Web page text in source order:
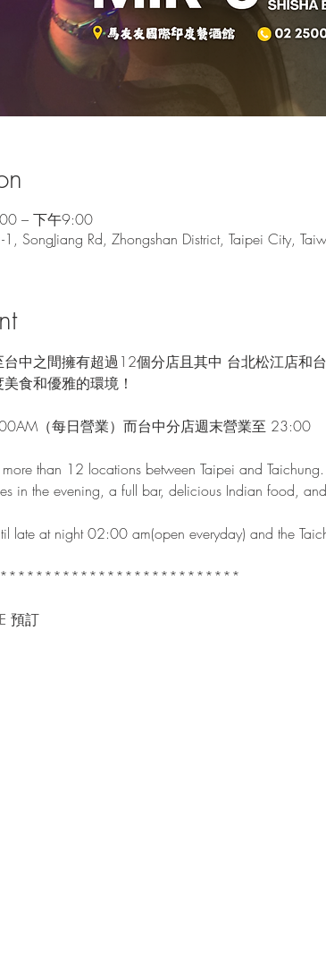
– 下午9:00
SongJiang Rd, Zhongshan District, Taipei City,
中之間擁有超過12個分店且其中 台北松江店和
食和優雅的環境！
（每日營業）而台中分店週末營業至 23:00
than 12 locations between Taipei and
in the evening, a full bar, delicious Indian food,
late at night 02:00 am(open everyday) and the
預訂